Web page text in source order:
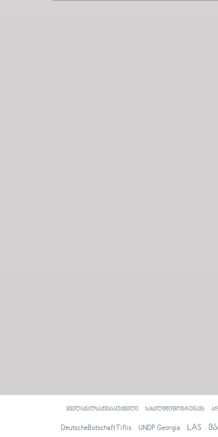
ყველაქალსაქვსსათქმელი სახელმწიფოზრუნავს
DeutscheBotschaftTiflis UNDP Georgia LAS